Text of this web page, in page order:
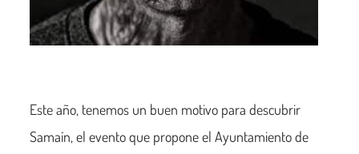
Este año, tenemos un buen motivo para descubrir
Samaín, el evento que propone el Ayuntamiento de